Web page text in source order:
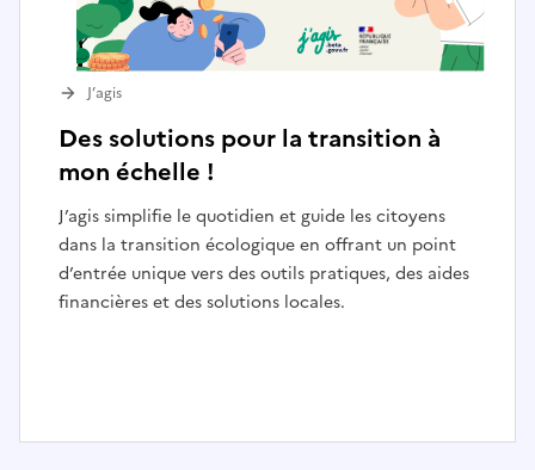
Des solutions pour la transition à
mon échelle !
J’agis simplifie le quotidien et guide les citoyens
dans la transition écologique en offrant un point
d’entrée unique vers des outils pratiques, des aides
financières et des solutions locales.
J’agis